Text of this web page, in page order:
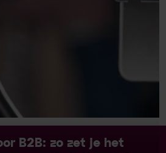
B2B: zo zet je het